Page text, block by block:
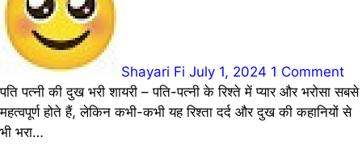
Shayari Fi July 1, 2024 1 Comment
पति पत्नी की दुख भरी शायरी – पति-पत्नी के रिश्ते में प्यार और भरोसा सबसे
महत्वपूर्ण होते हैं, लेकिन कभी-कभी यह रिश्ता दर्द और दुख की कहानियों से
भी भरा…